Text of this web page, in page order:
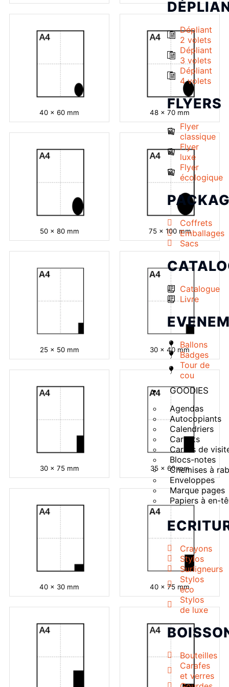
Dépliant
2 volets
Dépliant
3 volets
Dépliant
4 volets
FLYERS
Flyer
classique
Flyer
luxe
Flyer
écologique
Coffrets
Emballages
Sacs
Catalogue
Livre
Ballons
Badges
Tour de
cou
GOODIES
Agendas
Autocopiants
Calendriers
Carnets
Cartes de
Blocs-notes
Chemises à
Enveloppes
Marque pages
Papiers à en-
Crayons
Stylos
Surligneurs
Stylos
éco
Stylos
de luxe
Bouteilles
Carafes
et verres
40 x 60 mm 48 x 70 mm
50 x 80 mm 75 x 100 mm
25 x 50 mm 30 x 40 mm
30 x 75 mm 35 x 60 mm
40 x 30 mm 40 x 75 mm